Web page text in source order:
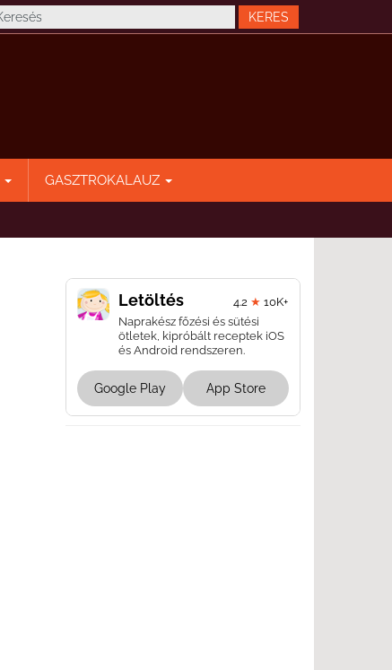
GASZTROKALAUZ
Letöltés 4.2 ★ 10K+
Naprakész főzési és sütési
ötletek, kipróbált receptek iOS
és Android rendszeren.
Google Play App Store